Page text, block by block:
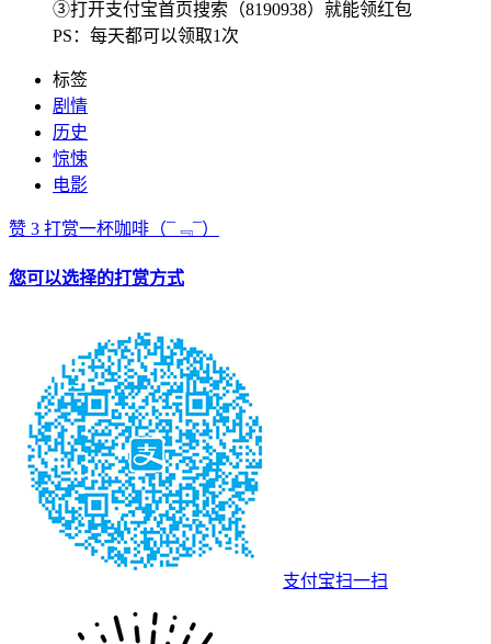
③打开支付宝首页搜索（8190938）就能领红包
PS：每天都可以领取1次
标签
剧情
历史
惊悚
电影
赞 3 打赏一杯咖啡 （¯﹃¯）
您可以选择的打赏方式
支付宝扫一扫